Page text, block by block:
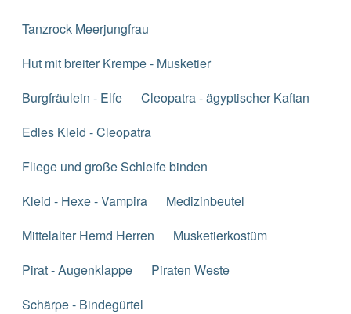
Tanzrock Meerjungfrau
Hut mit breiter Krempe - Musketier
Burgfräulein - Elfe
Cleopatra - ägyptischer Kaftan
Edles Kleid - Cleopatra
Fliege und große Schleife binden
Kleid - Hexe - Vampira
Medizinbeutel
Mittelalter Hemd Herren
Musketierkostüm
Pirat - Augenklappe
Piraten Weste
Schärpe - Bindegürtel